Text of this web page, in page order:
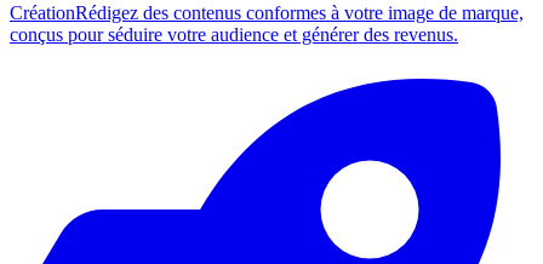
CréationRédigez des contenus conformes à votre image de marque,
conçus pour séduire votre audience et générer des revenus.